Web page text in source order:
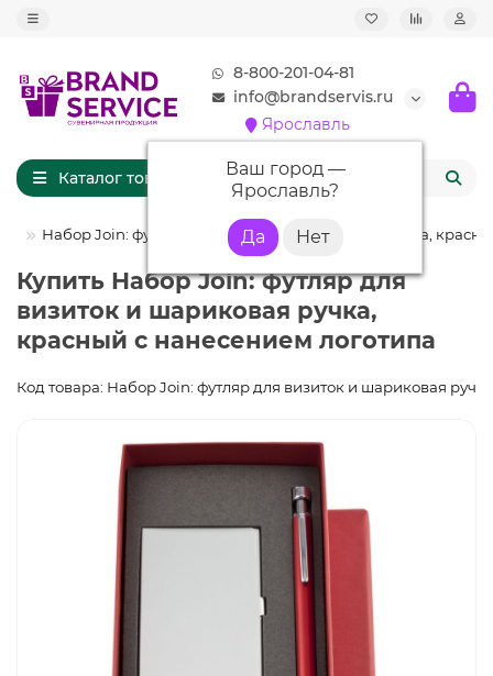
8-800-201-04-81
info@brandservis.ru
Ярославль
Ваш город —
Ярославль?
Каталог товаров
Набор Join: футляр для визиток и шариковая ручка,
Купить Набор Join: футляр для
визиток и шариковая ручка,
красный с нанесением логотипа
Код товара: Набор Join: футляр для визиток и шариковая